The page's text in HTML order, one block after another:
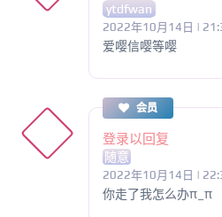
ytdfwan
2022年10月14日 |
爱嘤信嘤等嘤
会员
登录以回复
随意
2022年10月14日 |
你走了我怎么办π_π